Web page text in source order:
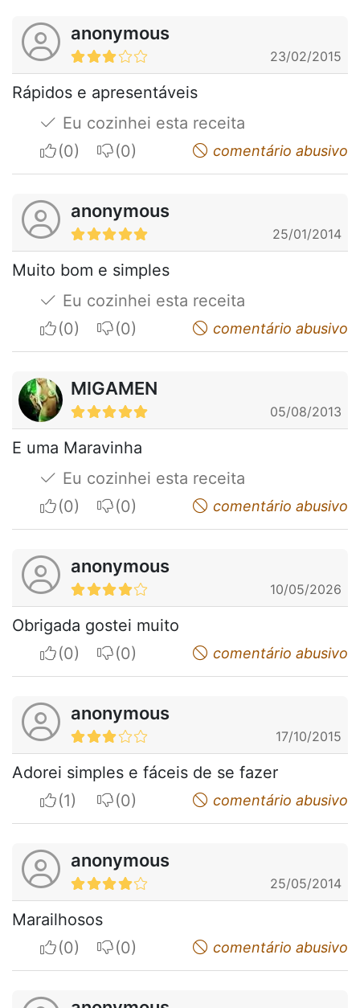
anonymous
23/02/2015
Rápidos e apresentáveis
Eu cozinhei esta receita
I apreciateI do not appreciatecomentário abusivo
anonymous
25/01/2014
Muito bom e simples
Eu cozinhei esta receita
I apreciateI do not appreciatecomentário abusivo
MIGAMEN
05/08/2013
E uma Maravinha
Eu cozinhei esta receita
I apreciateI do not appreciatecomentário abusivo
anonymous
10/05/2026
Obrigada gostei muito
I apreciateI do not appreciatecomentário abusivo
anonymous
17/10/2015
Adorei simples e fáceis de se fazer
I apreciateI do not appreciatecomentário abusivo
anonymous
25/05/2014
Marailhosos
I apreciateI do not appreciatecomentário abusivo